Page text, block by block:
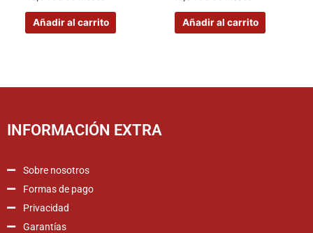
Añadir al carrito Añadir al carrito
INFORMACIÓN EXTRA
Sobre nosotros
Formas de pago
Privacidad
Garantías